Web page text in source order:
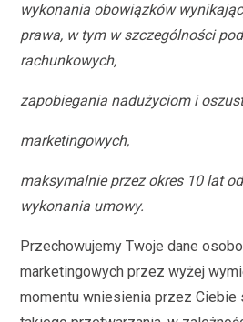
wykonania obowiązków
prawa, w tym w szczególności
rachunkowych,
zapobiegania nadużyciom i
marketingowych,
maksymalnie przez okres 10 lat
wykonania umowy.
Przechowujemy Twoje dane
marketingowych przez wyżej
momentu wniesienia przez